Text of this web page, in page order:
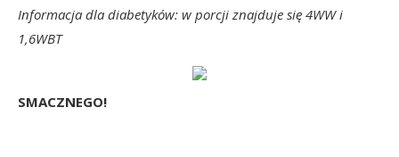
Informacja dla diabetyków: w porcji znajduje się 4WW i
1,6WBT
SMACZNEGO!